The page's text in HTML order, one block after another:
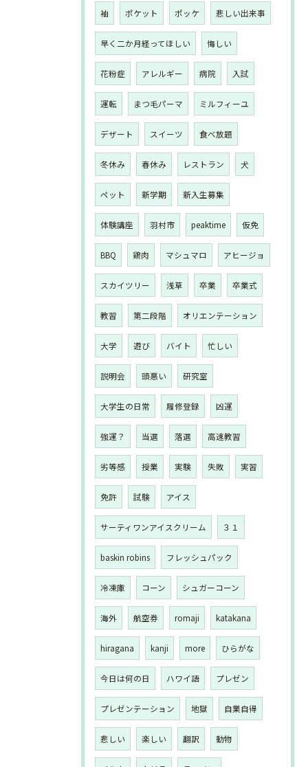
袖 ポケット ポッケ 悲しい出来事
早く二か月経ってほしい 悔しい
花粉症 アレルギー 病院 入試
運転 まつ毛パーマ ミルフィーユ
デザート スイーツ 食べ放題
冬休み 春休み レストラン 犬
ペット 新学期 新入生募集
体験講座 羽村市 peaktime 仮免
BBQ 鶏肉 マシュマロ アヒージョ
スカイツリー 浅草 卒業 卒業式
教習 第二段階 オリエンテーション
大学 遊び バイト 忙しい
説明会 頭悪い 研究室
大学生の日常 履修登録 凶運
強運？ 当選 落選 高速教習
劣等感 授業 実験 失敗 実習
免許 試験 アイス
サーティワンアイスクリーム ３１
baskin robins フレッシュパック
冷凍庫 コーン シュガーコーン
海外 航空券 romaji katakana
hiragana kanji more ひらがな
今日は何の日 ハワイ語 プレゼン
プレゼンテーション 地獄 自業自得
悲しい 楽しい 翻訳 動物